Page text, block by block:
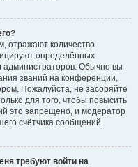
отражают количество
определённых
администраторов. Обычно вы
званий на конференции,
Пожалуйста, не засоряйте
для того, чтобы повысить
это запрещено, и модератор
счётчика сообщений.
требуют войти на